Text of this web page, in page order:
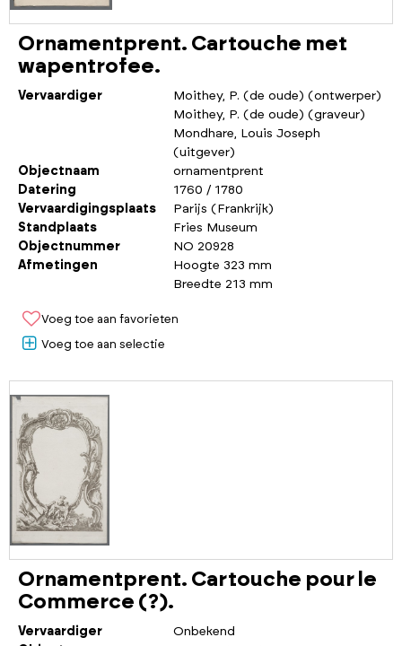
Ornamentprent. Cartouche met
wapentrofee.
Vervaardiger
Moithey, P. (de oude) (ontwerper)
Moithey, P. (de oude) (graveur)
Mondhare, Louis Joseph
(uitgever)
Objectnaam
ornamentprent
Datering
1760 / 1780
Vervaardigingsplaats
Parijs (Frankrijk)
Standplaats
Fries Museum
Objectnummer
NO 20928
Afmetingen
Hoogte 323 mm
Breedte 213 mm
Voeg toe aan favorieten
Voeg toe aan selectie
Ornamentprent. Cartouche pour le
Commerce (?).
Vervaardiger
Onbekend